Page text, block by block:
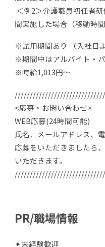
＜例2＞介護職員初任者
間実施した場合（移動時
※試用期間あり （入社日
※期間中はアルバイト・
※時給1,013円〜
<応募・お問い合わせ>
WEB応募(24時間可能)
氏名、メールアドレス、
応募をいただきましたら
いただきます。
PR/職場情報
✦未経験歓迎